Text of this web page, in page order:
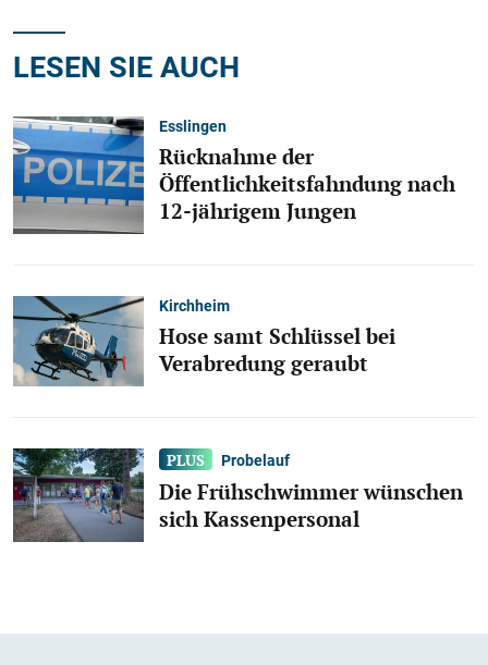
LESEN SIE AUCH
Esslingen
Rücknahme der
Öffentlichkeitsfahndung nach
12-jährigem Jungen
Kirchheim
Hose samt Schlüssel bei
Verabredung geraubt
Probelauf
Die Frühschwimmer wünschen
sich Kassenpersonal